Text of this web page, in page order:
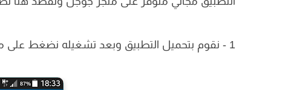
1 - نقوم بتحميل التطبيق وبعد تشغيله نضغط على ما في الإطار الأحمر لاختيار العملات حسب البلدان